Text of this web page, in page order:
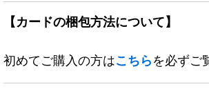
【カードの梱包方法について】
初めてご購入の方はこちらを必ずご